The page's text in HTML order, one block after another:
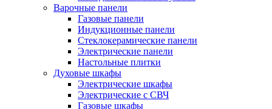
Варочные панели
Газовые панели
Индукционные панели
Стеклокерамические панели
Электрические панели
Настольные плитки
Духовые шкафы
Электрические шкафы
Электрические с СВЧ
Газовые шкафы